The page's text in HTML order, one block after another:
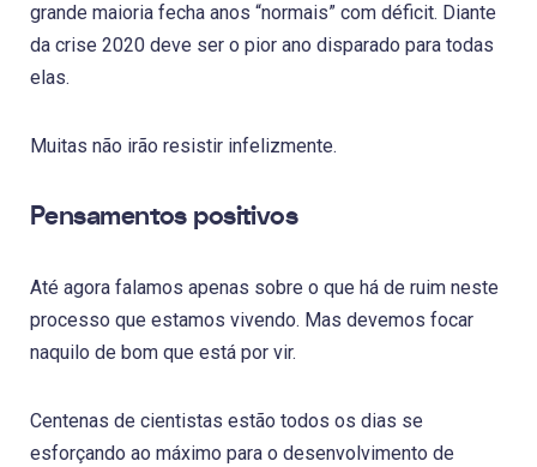
grande maioria fecha anos “normais” com déficit. Diante
da crise 2020 deve ser o pior ano disparado para todas
elas.
Muitas não irão resistir infelizmente.
Pensamentos positivos
Até agora falamos apenas sobre o que há de ruim neste
processo que estamos vivendo. Mas devemos focar
naquilo de bom que está por vir.
Centenas de cientistas estão todos os dias se
esforçando ao máximo para o desenvolvimento de